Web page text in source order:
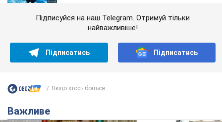
Підписуйся на наш Telegram. Отримуй тільки
найважливіше!
Підписатись Підписатись
Якщо хтось боїться...
Важливе